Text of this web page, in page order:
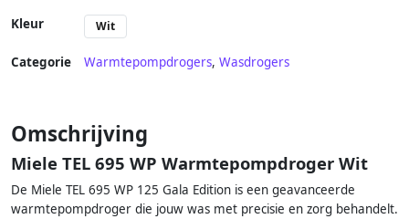
Kleur Wit
Categorie Warmtepompdrogers, Wasdrogers
Omschrijving
Miele TEL 695 WP Warmtepompdroger Wit
De Miele TEL 695 WP 125 Gala Edition is een geavanceerde
warmtepompdroger die jouw was met precisie en zorg behandelt.